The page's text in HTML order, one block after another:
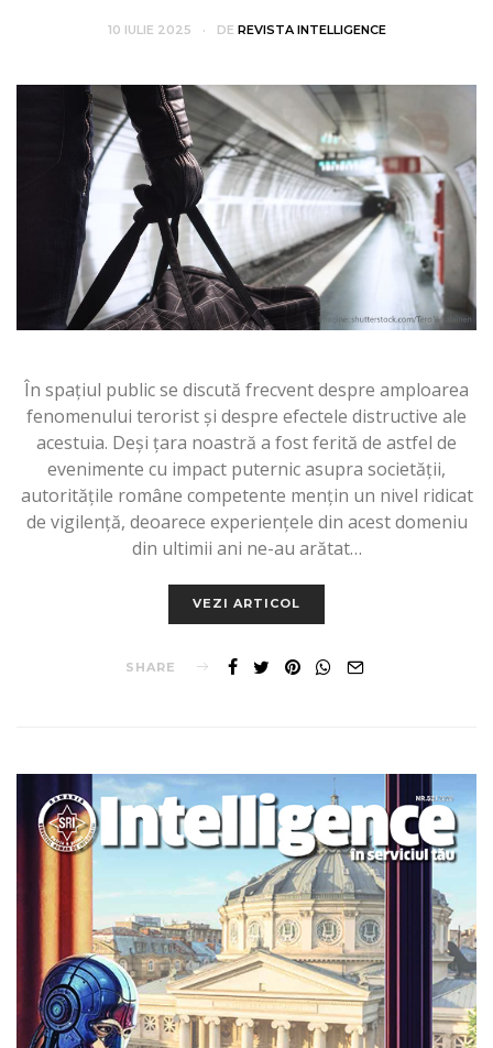
10 IULIE 2025 DE REVISTA INTELLIGENCE
În spațiul public se discută frecvent despre amploarea
fenomenului terorist și despre efectele distructive ale
acestuia. Deși țara noastră a fost ferită de astfel de
evenimente cu impact puternic asupra societății,
autoritățile române competente mențin un nivel ridicat
de vigilență, deoarece experiențele din acest domeniu
din ultimii ani ne-au arătat…
VEZI ARTICOL
SHARE